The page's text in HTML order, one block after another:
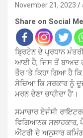
November 21, 2023
Share on Social
ਬ੍ਰਿਟੇਨ ਦੇ ਪ੍ਰਧਾਨ
ਆਈ ਹੈ, ਜਿਸ ਤੋਂ ਬਾਅਦ
ਤੌਰ ’ਤੇ ਕਿਹਾ ਗਿਆ ਹੈ
ਸੋਚਿਆ ਕਿ ਸਰਕਾਰ ਨੂੰ
ਮਰਨ ਦੇਣਾ ਚਾਹੀਦਾ ਹੈ’।
ਸਮਾਚਾਰ ਏਜੰਸੀ
ਵਿਗਿਆਨਕ
ਐਂਟਰੀ ਦੇ ਅਨੁਸਾਰ